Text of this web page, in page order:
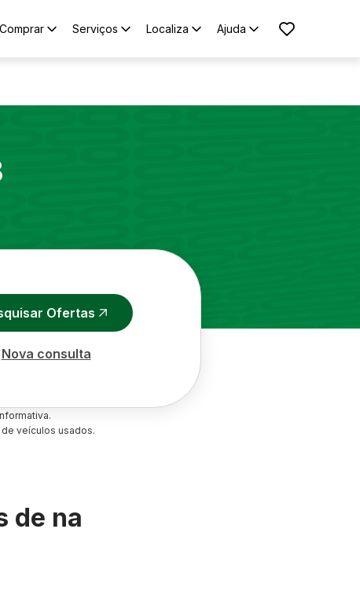
Comprar Serviços Localiza Ajuda
Ofertas
Nova consulta
veículos usados.
de na